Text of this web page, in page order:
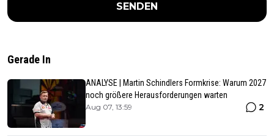
SENDEN
Gerade In
ANALYSE | Martin Schindlers Formkrise: Warum 2027
noch größere Herausforderungen warten
Aug 07, 13:59 2